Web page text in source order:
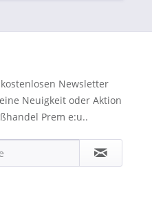
Newsletter
Neuigkeit oder Aktion
Prem e:u..